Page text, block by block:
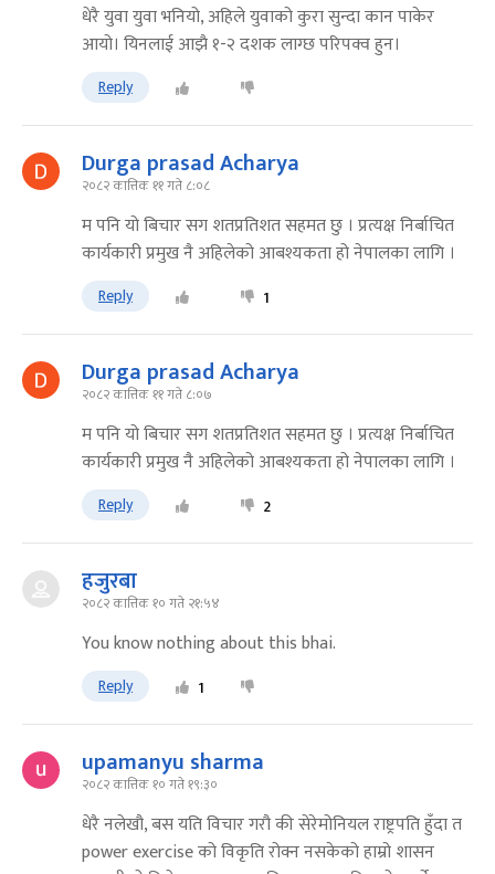
धेरै युवा युवा भनियो, अहिले युवाको कुरा सुन्दा कान पाकेर
आयो। यिनलाई आझै १-२ दशक लाग्छ परिपक्व हुन।
Reply
Durga prasad Acharya
२०८२ कात्तिक ११ गते ८:०८
म पनि यो बिचार सग शतप्रतिशत सहमत छु । प्रत्यक्ष निर्बाचित
कार्यकारी प्रमुख नै अहिलेको आबश्यकता हो नेपालका लागि ।
Reply 1
Durga prasad Acharya
२०८२ कात्तिक ११ गते ८:०७
म पनि यो बिचार सग शतप्रतिशत सहमत छु । प्रत्यक्ष निर्बाचित
कार्यकारी प्रमुख नै अहिलेको आबश्यकता हो नेपालका लागि ।
Reply 2
हजुरबा
२०८२ कात्तिक १० गते २१:५४
You know nothing about this bhai.
Reply 1
upamanyu sharma
२०८२ कात्तिक १० गते १९:३०
धेरै नलेखौ, बस यति विचार गरौ की सेरेमोनियल राष्ट्रपति हुँदा त
power exercise को विकृति रोक्न नसकेको हाम्रो शासन